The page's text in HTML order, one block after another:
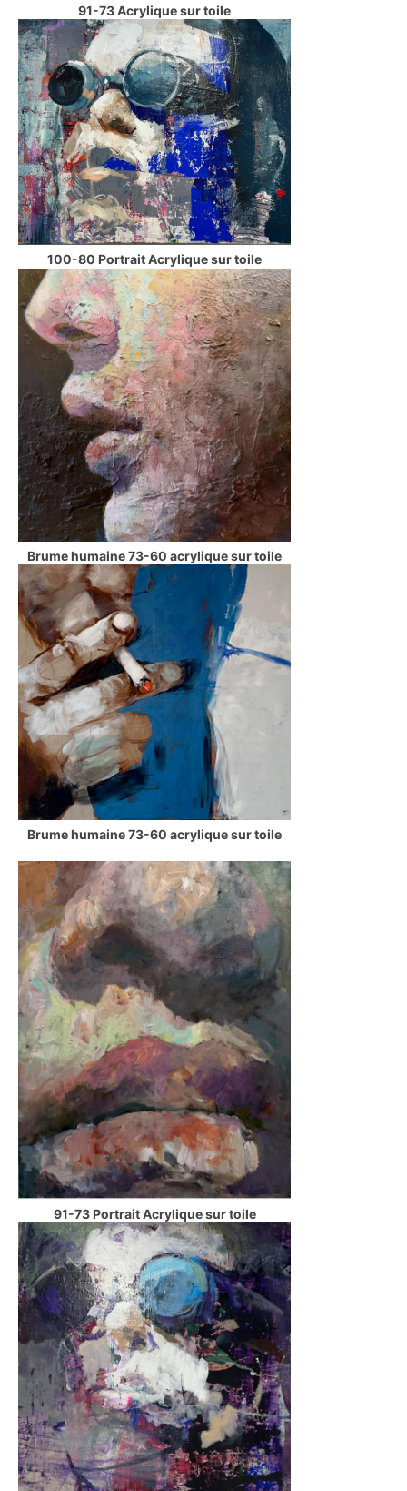
91-73 Acrylique sur toile
100-80 Portrait Acrylique sur toile
Brume humaine 73-60 acrylique sur toile
Brume humaine 73-60 acrylique sur toile
91-73 Portrait Acrylique sur toile